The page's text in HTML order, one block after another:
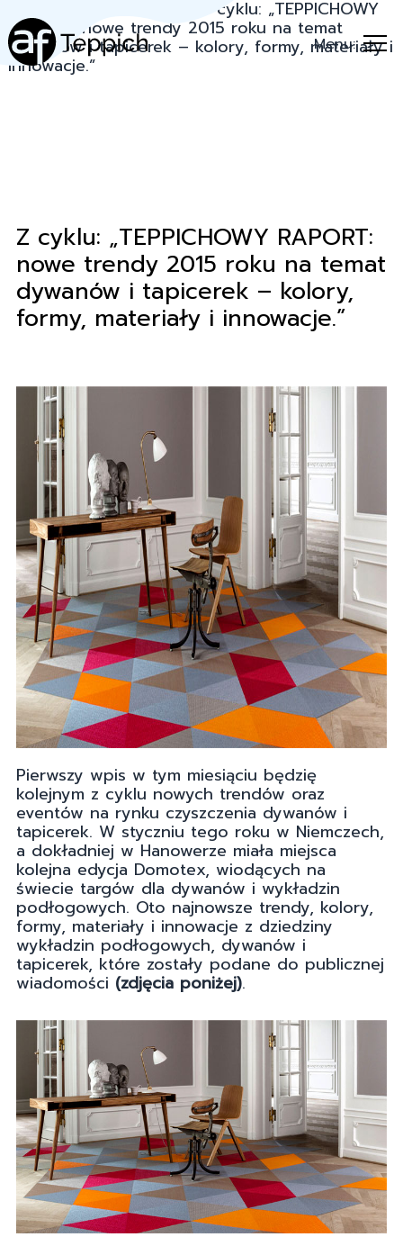
Menu:
Z cyklu: „TEPPICHOWY
RAPORT: nowe trendy 2015 roku na temat
dywanów i tapicerek – kolory, formy, materiały i
innowacje.”
Z cyklu: „TEPPICHOWY RAPORT:
nowe trendy 2015 roku na temat
dywanów i tapicerek – kolory,
formy, materiały i innowacje.”
Pierwszy wpis w tym miesiąciu będzię
kolejnym z cyklu nowych trendów oraz
eventów na rynku czyszczenia dywanów i
tapicerek. W styczniu tego roku w Niemczech,
a dokładniej w Hanowerze miała miejsca
kolejna edycja Domotex, wiodących na
świecie targów dla dywanów i wykładzin
podłogowych. Oto najnowsze trendy, kolory,
formy, materiały i innowacje z dziedziny
wykładzin podłogowych, dywanów i
tapicerek, które zostały podane do publicznej
wiadomości (zdjęcia poniżej).